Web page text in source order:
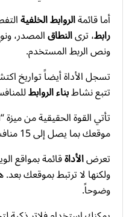
أما قائمةالروابط الخلفية
رابط، ترىالنطاقالمصدر،
ونص الربط المستخدم.
تسجل الأداة أيضاً تواريخ
تتبع نشاطبناء الروابط
تأتي القوة الحقيقية من
موقعك بما يصل إلى 15 منافساً.
تعرضالأداةقائمة بمواقع
ولكنها لا ترتبط بموقعك
وضوحاً.